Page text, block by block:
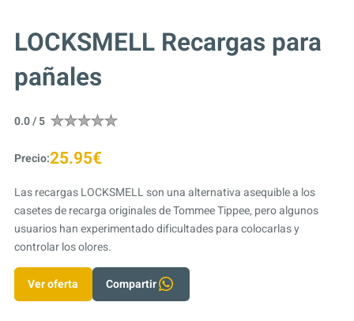
LOCKSMELL Recargas para
pañales
0.0 / 5
Precio:25.95€
Las recargas LOCKSMELL son una alternativa asequible a los
casetes de recarga originales de Tommee Tippee, pero algunos
usuarios han experimentado dificultades para colocarlas y
controlar los olores.
Ver oferta Compartir